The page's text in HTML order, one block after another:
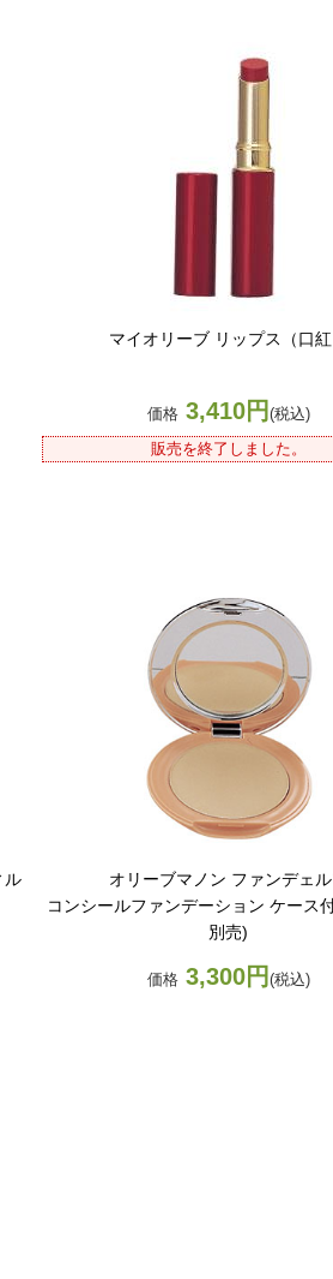
マイオリーブ リップス（口紅
価格 3,410円(税込)
販売を終了しました。
ル
オリーブマノン ファンデェ
コンシールファンデーション ケース
別売)
価格 3,300円(税込)